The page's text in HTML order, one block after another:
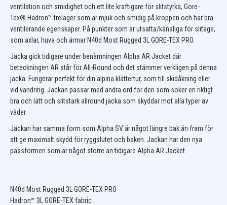
ventilation och smidighet och ett lite kraftigare för slitstyrka, Gore-
Tex® Hadron™ trelager som är mjuk och smidig på kroppen och har bra
ventilerande egenskaper. På punkter som är utsatta/känsliga för slitage,
som axlar, huva och ärmar N40d Most Rugged 3L GORE-TEX PRO.
Jacka gick tidigare under benämningen Alpha AR Jacket där
beteckningen AR står för All-Round och det stämmer verkligen på denna
jacka. Fungerar perfekt för din alpina klättertur, som till skidåkning eller
vid vandring. Jackan passar med andra ord för den som söker en riktigt
bra och lätt och slitstark allround jacka som skyddar mot alla typer av
väder.
Jackan har samma form som Alpha SV är något längre bak än fram för
att ge maximalt skydd för ryggslutet och baken. Jackan har den nya
passformen som är något större än tidigare Alpha AR Jacket.
N40d Most Rugged 3L GORE-TEX PRO
Hadron™ 3L GORE-TEX fabric